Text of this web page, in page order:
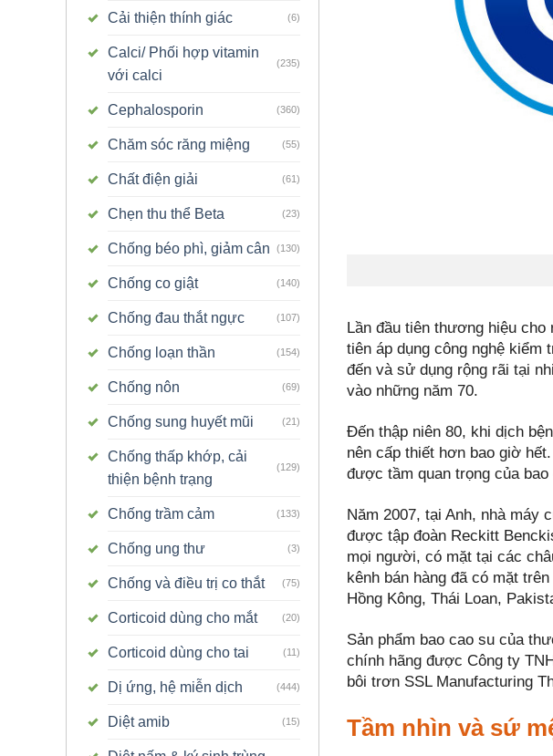
Cải thiện thính giác (6)
Calci/ Phối hợp vitamin
với calci
(235)
Cephalosporin (360)
Chăm sóc răng miệng (55)
Chất điện giải (61)
Chẹn thu thể Beta (23)
Chống béo phì, giảm cân (130)
Chống co giật (140)
Chống đau thắt ngực (107)
Chống loạn thần (154)
Chống nôn (69)
Chống sung huyết mũi (21)
Chống thấp khớp, cải
thiện bệnh trạng
(129)
Chống trầm cảm (133)
Chống ung thư (3)
Chống và điều trị co thắt (75)
Corticoid dùng cho mắt (20)
Corticoid dùng cho tai (11)
Dị ứng, hệ miễn dịch (444)
Diệt amib (15)
Lần đầu tiên thương hiệu
tiên áp dụng công nghệ kiểm
đến và sử dụng rộng rãi tại
vào những năm 70.
Đến thập niên 80, khi dịch
nên cấp thiết hơn bao giờ
được tầm quan trọng của
Năm 2007, tại Anh, nhà máy
được tập đoàn Reckitt
mọi người, có mặt tại các
kênh bán hàng đã có mặt
Hồng Kông, Thái Loan,
Sản phẩm bao cao su của
chính hãng được Công ty
bôi trơn SSL Manufacturing
Tầm nhìn và sứ